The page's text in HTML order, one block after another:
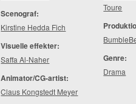
Scenograf:
Kirstine Hedda Fich
Visuelle effekter:
Saffa Al-Naher
Animator/CG-artist:
Claus Kongstedt Meyer
Toure
Genre:
Drama